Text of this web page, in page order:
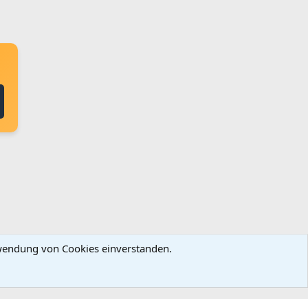
und Regeln Datenschutz Hilfe
von Cookies einverstanden.